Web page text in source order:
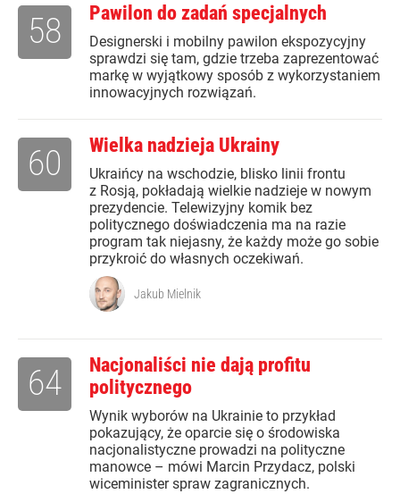
Pawilon do zadań specjalnych
Designerski i mobilny pawilon ekspozycyjny
sprawdzi się tam, gdzie trzeba zaprezentować
markę w wyjątkowy sposób z wykorzystaniem
innowacyjnych rozwiązań.
58
Wielka nadzieja Ukrainy
Ukraińcy na wschodzie, blisko linii frontu
z Rosją, pokładają wielkie nadzieje w nowym
prezydencie. Telewizyjny komik bez
politycznego doświadczenia ma na razie
program tak niejasny, że każdy może go sobie
przykroić do własnych oczekiwań.
60
Jakub Mielnik
Nacjonaliści nie dają profitu
politycznego
Wynik wyborów na Ukrainie to przykład
pokazujący, że oparcie się o środowiska
nacjonalistyczne prowadzi na polityczne
manowce – mówi Marcin Przydacz, polski
wiceminister spraw zagranicznych.
64